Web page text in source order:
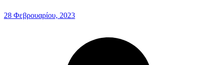
28 Φεβρουαρίου, 2023